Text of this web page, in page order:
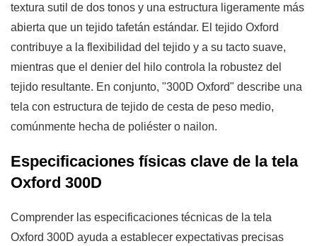
3.4
Acabado
DWR
(repelente
al
agua
duradero)
Aplicaciones
comunes
textura sutil de dos tonos y una estructura ligeramente más
abierta que un tejido tafetán estándar. El tejido Oxford
contribuye a la flexibilidad del tejido y a su tacto suave,
mientras que el denier del hilo controla la robustez del
tejido resultante. En conjunto, "300D Oxford" describe una
tela con estructura de tejido de cesta de peso medio,
comúnmente hecha de poliéster o nailon.
Especificaciones físicas clave de la tela
Oxford 300D
Comprender las especificaciones técnicas de la tela
Oxford 300D ayuda a establecer expectativas precisas